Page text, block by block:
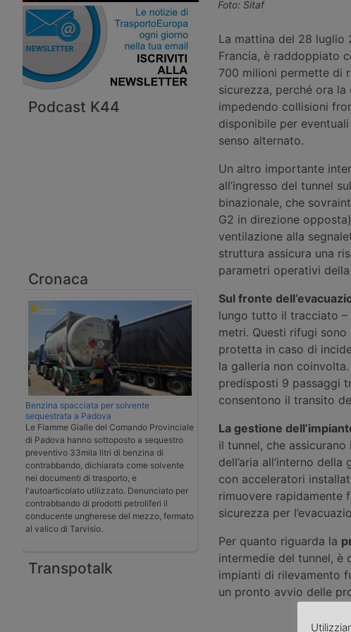
Podcast K44
Cronaca
Benzina spacciata per solvente
sequestrata a Padova
Le Fiamme Gialle del Comando Provinciale
di Padova hanno sottoposto a sequestro
preventivo 33mila litri di benzina di
contrabbando, dichiarata come solvente
nei documenti di trasporto, e
l'autoarticolato utilizzato. Denunciato per
contrabbando di prodotti petroliferi il
conducente ungherese del mezzo, fermato
al valico di Tarvisio.
Transpotalk
Foto: Sitaf
La mattina del 28 luglio
Francia, è raddoppiato
700 milioni permette di
sicurezza, perché ora
impedendo collisioni
disponibile per
senso alternato.
Un altro importante
all’ingresso del tunnel
binazionale, che
G2 in direzione
ventilazione alla
struttura assicura una
parametri operativi
Sul fronte
lungo tutto il tracciato –
metri. Questi rifugi sono
protetta in caso di
la galleria non
predisposti 9 passaggi
consentono il transito
La gestione
il tunnel, che
dell’aria all’interno
con acceleratori
rimuovere rapidamente
sicurezza per
Per quanto riguarda la
intermedie del tunnel,
impianti di rilevamento
un pronto avvio delle